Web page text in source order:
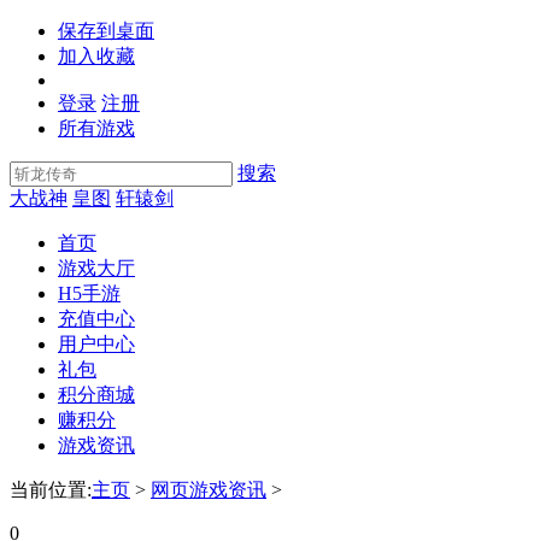
保存到桌面
加入收藏
登录 注册
所有游戏
搜索
大战神 皇图 轩辕剑
首页
游戏大厅
H5手游
充值中心
用户中心
礼包
积分商城
赚积分
游戏资讯
当前位置:主页 > 网页游戏资讯 >
0